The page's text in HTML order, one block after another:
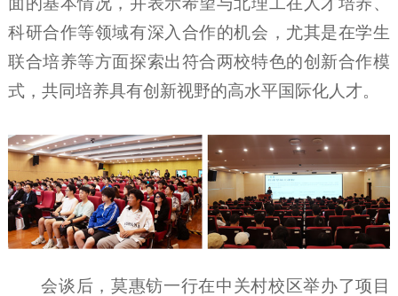
科研合作等领域有深入合作的机会，尤其是在学生
联合培养等方面探索出符合两校特色的创新合作模
式，共同培养具有创新视野的高水平国际化人才。
会谈后，莫惠钫一行在中关村校区举办了项目